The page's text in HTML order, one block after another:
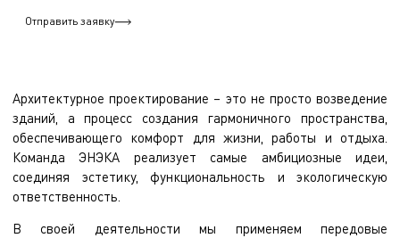
Отправить заявку
Архитектурное проектирование – это не просто возведение
зданий, а процесс создания гармоничного пространства,
обеспечивающего комфорт для жизни, работы и отдыха.
Команда ЭНЭКА реализует самые амбициозные идеи,
соединяя эстетику, функциональность и экологическую
ответственность.
В своей деятельности мы применяем передовые